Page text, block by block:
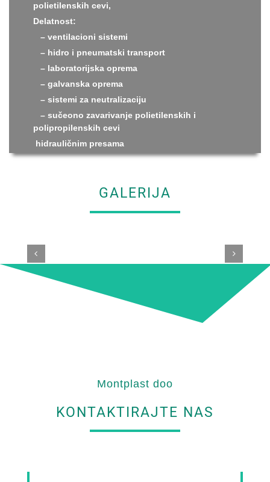
polietilenskih cevi,
Delatnost:
– ventilacioni sistemi
– hidro i pneumatski transport
– laboratorijska oprema
– galvanska oprema
– sistemi za neutralizaciju
– sučeono zavarivanje polietilenskih i
polipropilenskih cevi
hidrauličnim presama
GALERIJA
Montplast doo
KONTAKTIRAJTE NAS